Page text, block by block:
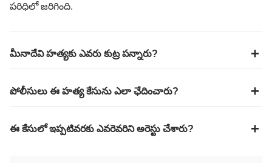
పరిధిలో జరిగింది.
మీనాదేవి హత్యకు ఎవరు కుట్ర పన్నారు?
పోలీసులు ఈ హత్య కేసును ఎలా ఛేదించారు?
ఈ కేసులో ఇప్పటివరకు ఎవరెవరిని అరెస్టు చేశారు?